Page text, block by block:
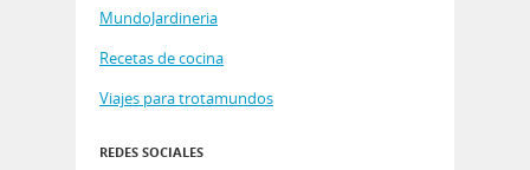
MundoJardineria
Recetas de cocina
Viajes para trotamundos
REDES SOCIALES